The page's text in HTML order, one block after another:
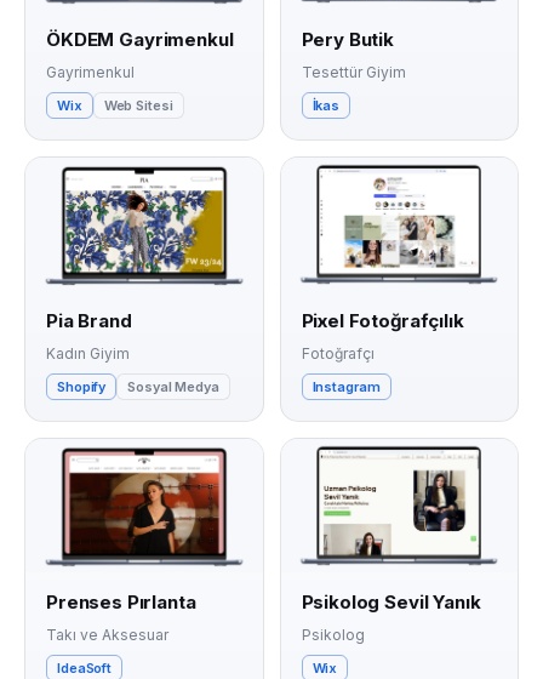
ÖKDEM Gayrimenkul
Gayrimenkul
Wix Web Sitesi
Pery Butik
Tesettür Giyim
İkas
Pia Brand
Kadın Giyim
Shopify Sosyal Medya
Pixel Fotoğrafçılık
Fotoğrafçı
Instagram
Prenses Pırlanta
Takı ve Aksesuar
IdeaSoft
Psikolog Sevil Yanık
Psikolog
Wix